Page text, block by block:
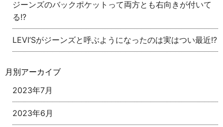
ジーンズのバックポケットって両方とも右向きが付いて
る!?
LEVI’Sがジーンズと呼ぶようになったのは実はつい最近!?
月別アーカイブ
2023年7月
2023年6月